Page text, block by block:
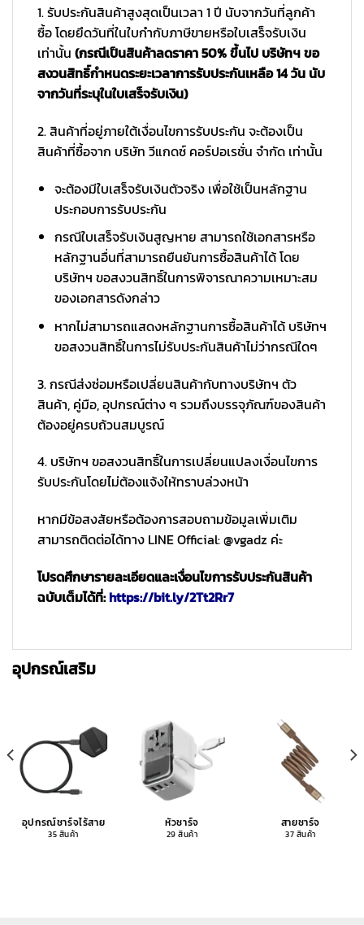
1. รับประกันสินค้าสูงสุดเป็นเวลา 1 ปี นับจากวันที่ลูกค้า
ซื้อ โดยยึดวันที่ในใบกำกับภาษีขายหรือใบเสร็จรับเงิน
เท่านั้น (กรณีเป็นสินค้าลดราคา 50% ขึ้นไป บริษัทฯ ขอ
สงวนสิทธิ์กำหนดระยะเวลาการรับประกันเหลือ 14 วัน นับ
จากวันที่ระบุในใบเสร็จรับเงิน)
2. สินค้าที่อยู่ภายใต้เงื่อนไขการรับประกัน จะต้องเป็น
สินค้าที่ซื้อจาก บริษัท วีแกดซ์ คอร์ปอเรชั่น จำกัด เท่านั้น
จะต้องมีใบเสร็จรับเงินตัวจริง เพื่อใช้เป็นหลักฐาน
ประกอบการรับประกัน
กรณีใบเสร็จรับเงินสูญหาย สามารถใช้เอกสารหรือ
หลักฐานอื่นที่สามารถยืนยันการซื้อสินค้าได้ โดย
บริษัทฯ ขอสงวนสิทธิ์ในการพิจารณาความเหมาะสม
ของเอกสารดังกล่าว
หากไม่สามารถแสดงหลักฐานการซื้อสินค้าได้ บริษัทฯ
ขอสงวนสิทธิ์ในการไม่รับประกันสินค้าไม่ว่ากรณีใดๆ
3. กรณีส่งซ่อมหรือเปลี่ยนสินค้ากับทางบริษัทฯ ตัว
สินค้า, คู่มือ, อุปกรณ์ต่าง ๆ รวมถึงบรรจุภัณฑ์ของสินค้า
ต้องอยู่ครบถ้วนสมบูรณ์
4. บริษัทฯ ขอสงวนสิทธิ์ในการเปลี่ยนแปลงเงื่อนไขการ
รับประกันโดยไม่ต้องแจ้งให้ทราบล่วงหน้า
หากมีข้อสงสัยหรือต้องการสอบถามข้อมูลเพิ่มเติม
สามารถติดต่อได้ทาง LINE Official: @vgadz ค่ะ
โปรดศึกษารายละเอียดและเงื่อนไขการรับประกันสินค้า
ฉบับเต็มได้ที่:https://bit.ly/2Tt2Rr7
อุปกรณ์เสริม
อุปกรณ์ชาร์จไร้สาย
35 สินค้า
หัวชาร์จ
29 สินค้า
สายชาร์จ
37 สินค้า